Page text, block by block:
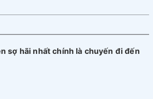
sợ hãi nhất chính là chuyến đi đến